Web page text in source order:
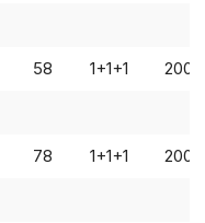
58 1+1+1
78 1+1+1